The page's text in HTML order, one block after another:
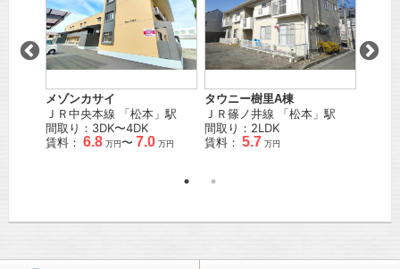
メゾンカサイ
ＪＲ中央本線 「松本 」駅
間取り：3DK〜4DK
賃料： 6.8 万円〜 7.0 万円
タウニー樹里A棟
ＪＲ篠ノ井線 「松本 」駅
間取り：2LDK
賃料： 5.7 万円